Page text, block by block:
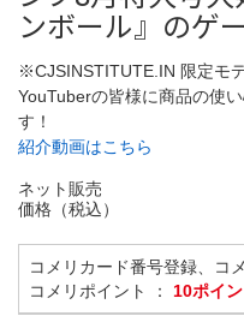
ンボール』のゲ
※CJSINSTITUTE.IN 限定モ
YouTuberの皆様に商品の使
す！
紹介動画はこちら
ネット販売
価格（税込）
コメリカード番号登録、コ
コメリポイント ： 10ポイ